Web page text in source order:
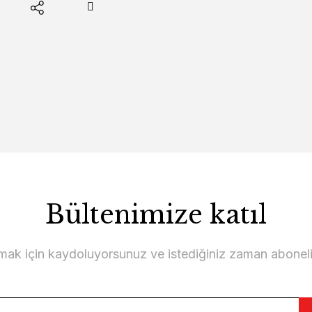
Bültenimize katıl
için kaydoluyorsunuz ve istediğiniz zaman